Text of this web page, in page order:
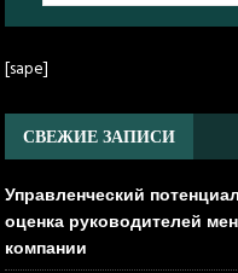
[sape]
СВЕЖИЕ ЗАПИСИ
Управленческий
оценка руководителей
компании